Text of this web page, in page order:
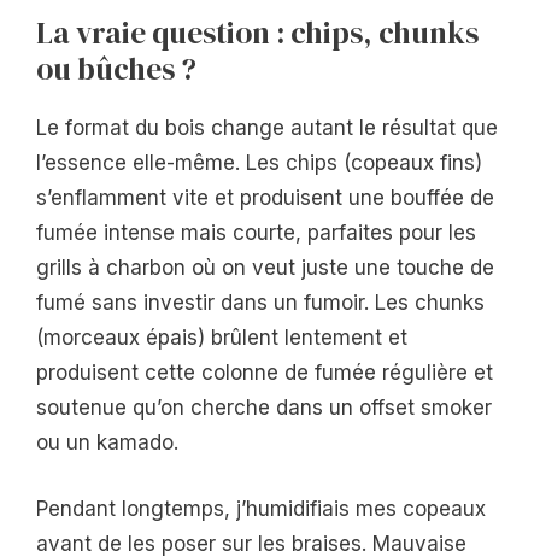
La vraie question : chips, chunks
ou bûches ?
Le format du bois change autant le résultat que
l’essence elle-même. Les chips (copeaux fins)
s’enflamment vite et produisent une bouffée de
fumée intense mais courte, parfaites pour les
grills à charbon où on veut juste une touche de
fumé sans investir dans un fumoir. Les chunks
(morceaux épais) brûlent lentement et
produisent cette colonne de fumée régulière et
soutenue qu’on cherche dans un offset smoker
ou un kamado.
Pendant longtemps, j’humidifiais mes copeaux
avant de les poser sur les braises. Mauvaise